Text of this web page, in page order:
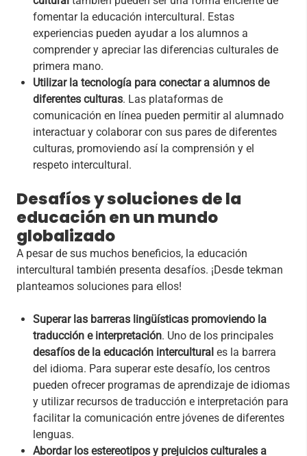
fomentar la educación intercultural. Estas
experiencias pueden ayudar a los alumnos a
comprender y apreciar las diferencias culturales de
primera mano.
Utilizar la tecnología para conectar a alumnos de
diferentes culturas. Las plataformas de
comunicación en línea pueden permitir al alumnado
interactuar y colaborar con sus pares de diferentes
culturas, promoviendo así la comprensión y el
respeto intercultural.
Desafíos y soluciones de la
educación en un mundo
globalizado
A pesar de sus muchos beneficios, la educación
intercultural también presenta desafíos. ¡Desde tekman
planteamos soluciones para ellos!
Superar las barreras lingüísticas promoviendo la
traducción e interpretación. Uno de los principales
desafíos de la educación intercultural es la barrera
del idioma. Para superar este desafío, los centros
pueden ofrecer programas de aprendizaje de idiomas
y utilizar recursos de traducción e interpretación para
facilitar la comunicación entre jóvenes de diferentes
lenguas.
Abordar los estereotipos y prejuicios culturales a